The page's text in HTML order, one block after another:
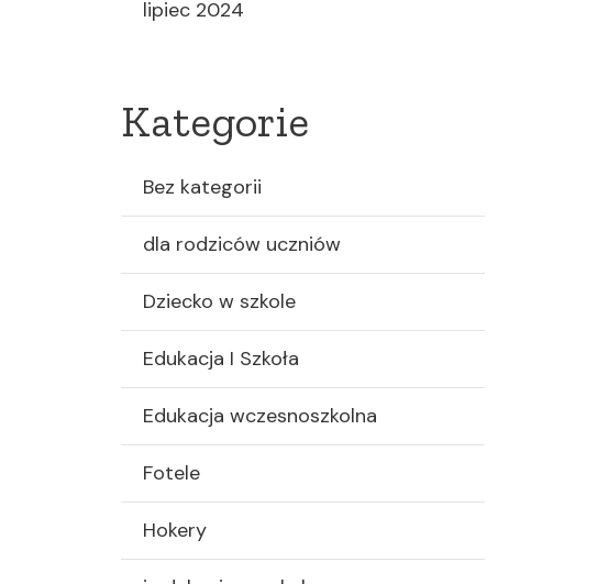
lipiec 2024
Kategorie
Bez kategorii
dla rodziców uczniów
Dziecko w szkole
Edukacja I Szkoła
Edukacja wczesnoszkolna
Fotele
Hokery